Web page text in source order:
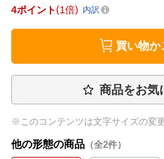
4ポイント 1倍 内訳
買い物か
商品をお気
※このコンテンツは文字サイズの変
他の形態の商品 （全2件）